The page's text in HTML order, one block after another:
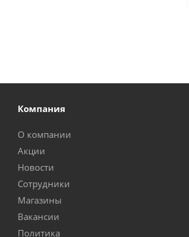
Компания
О компании
Акции
Новости
Сотрудники
Магазины
Вакансии
Политика